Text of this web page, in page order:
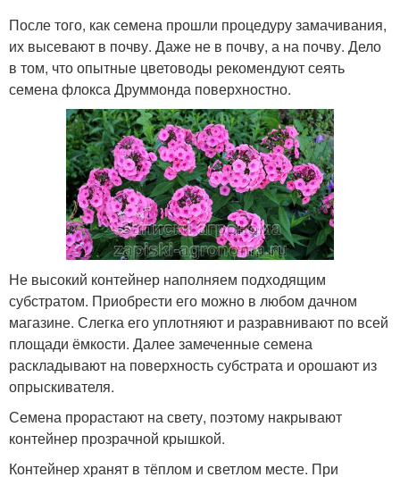
После того, как семена прошли процедуру замачивания,
их высевают в почву. Даже не в почву, а на почву. Дело
в том, что опытные цветоводы рекомендуют сеять
семена флокса Друммонда поверхностно.
Не высокий контейнер наполняем подходящим
субстратом. Приобрести его можно в любом дачном
магазине. Слегка его уплотняют и разравнивают по всей
площади ёмкости. Далее замеченные семена
раскладывают на поверхность субстрата и орошают из
опрыскивателя.
Семена прорастают на свету, поэтому накрывают
контейнер прозрачной крышкой.
Контейнер хранят в тёплом и светлом месте. При